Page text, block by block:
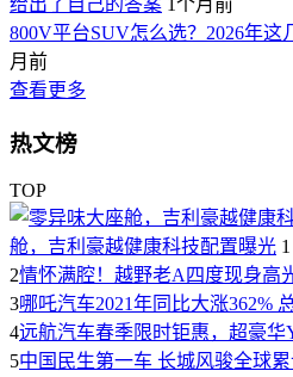
给出了自己的答案 1个月前
800V平台SUV怎么选？2026年这
月前
查看更多
热文榜
TOP
舱，吉利豪越健康科技配置曝光 1
2情怀满腔！越野老A四度现身高
3哪吒汽车2021年同比大涨362%
4远航汽车春季限时钜惠，超豪华
5中国民生第一车 长城风骏全球